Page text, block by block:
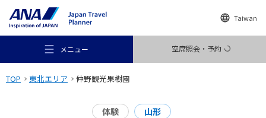
Taiwan
メニュー 空席照会・予約
TOP 東北エリア 仲野観光果樹園
体験 山形